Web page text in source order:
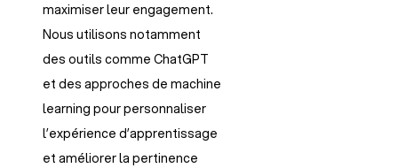
maximiser leur engagement.
Nous utilisons notamment
des outils comme ChatGPT
et des approches de machine
learning pour personnaliser
l’expérience d’apprentissage
et améliorer la pertinence